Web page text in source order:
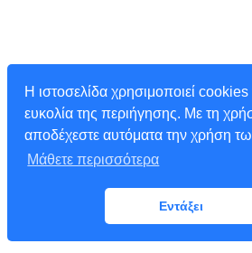
Η ιστοσελίδα χρησιμοποιεί cookies
ευκολία της περιήγησης. Με τη
αποδέχεστε αυτόματα την χρήση
Μάθετε περισσότερα
Εντάξει